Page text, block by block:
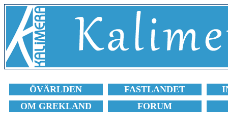
ÖVÄRLDEN FASTLANDET
OM GREKLAND
FORUM